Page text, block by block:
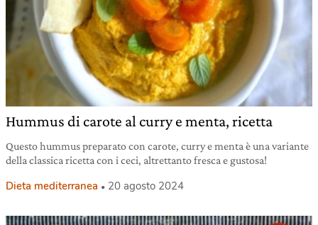
Hummus di carote al curry e menta, ricetta
Questo hummus preparato con carote, curry e menta è una variante
della classica ricetta con i ceci, altrettanto fresca e gustosa!
Dieta mediterranea 20 agosto 2024